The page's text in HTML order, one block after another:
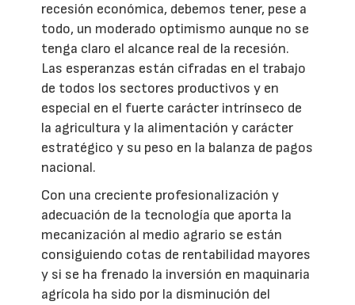
recesión económica, debemos tener, pese a
todo, un moderado optimismo aunque no se
tenga claro el alcance real de la recesión.
Las esperanzas están cifradas en el trabajo
de todos los sectores productivos y en
especial en el fuerte carácter intrínseco de
la agricultura y la alimentación y carácter
estratégico y su peso en la balanza de pagos
nacional.
Con una creciente profesionalización y
adecuación de la tecnología que aporta la
mecanización al medio agrario se están
consiguiendo cotas de rentabilidad mayores
y si se ha frenado la inversión en maquinaria
agrícola ha sido por la disminución del